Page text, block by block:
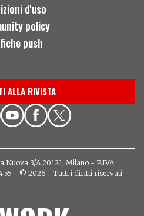
d'uso
policy
push
ALLA RIVISTA
Nuova 3/A 20121, Milano - P.IVA
- © 2026 - Tutti i diritti riservati